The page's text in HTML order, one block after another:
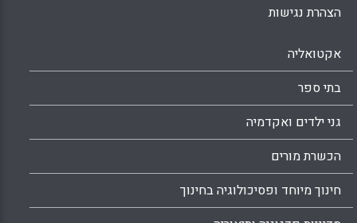
הצהרת נגישות
אקטואליה
בתי ספר
גני ילדים ואקדמיה
הכשרת מורים
חינוך מיוחד ופסיכולוגיה בחינוך